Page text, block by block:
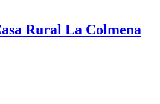
Rural La Colmena